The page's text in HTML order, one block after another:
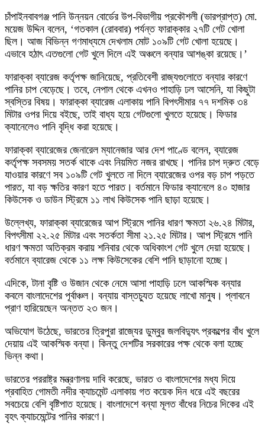
চাঁপাইনবাবগঞ্জ পানি উন্নয়ন বোর্ডের উপ-বিভাগীয় প্রকৌশলী (ভারপ্রাপ্ত) মো.
ময়েজ উদ্দিন বলেন, ‘গতকাল (রোববার) পর্যন্ত ফারাক্কার ২৭টি গেট খোলা
ছিল। আজ বিভিন্ন গণমাধ্যমে দেখলাম মোট ১০৯টি গেট খোলা হয়েছে।
এভাবে হঠাৎ এতগুলো গেট খুলে দিলে এই অঞ্চলে বন্যার আশঙ্কা রয়েছে।’
ফারাক্কা ব্যারেজ কর্তৃপক্ষ জানিয়েছে, প্রতিবেশী রাজ্যগুলোতে বন্যার কারণে
পানির চাপ বেড়েছে। তবে, নেপাল থেকে এখনও পাহাড়ি ঢল আসেনি, যা কিছুটা
স্বস্তির বিষয়। ফারাক্কা ব্যারেজ এলাকায় পানি বিপৎসীমার ৭৭ দশমিক ৩৪
মিটার ওপর দিয়ে বইছে, তাই বাধ্য হয়ে গেটগুলো খুলতে হয়েছে। ফিডার
ক্যানেলেও পানি বৃদ্ধি করা হয়েছে।
ফারাক্কা ব্যারেজের জেনারেল ম্যানেজার আর দেশ পাণ্ডে বলেন, ব্যারেজ
কর্তৃপক্ষ সবসময় সতর্ক থাকে এবং নিয়মিত নজর রাখছে। পানির চাপ দ্রুত বেড়ে
যাওয়ার কারণে সব ১০৯টি গেট খুলতে না দিলে ব্যারেজের ওপর বড় চাপ পড়তে
পারত, যা বড় ক্ষতির কারণ হতে পারত। বর্তমানে ফিডার ক্যানেলে ৪০ হাজার
কিউসেক ও ডাউন স্ট্রিমে ১১ লাখ কিউসেক পানি ছাড়া হয়েছে।
উল্লেখ্য, ফারাক্কা ব্যারেজের আপ স্ট্রিমে পানির ধারণ ক্ষমতা ২৬.২৪ মিটার,
বিপৎসীমা ২২.২৫ মিটার এবং সতর্কতা সীমা ২১.২৫ মিটার। আপ স্ট্রিমে পানি
ধারণ ক্ষমতা অতিক্রম করায় শনিবার থেকে অধিকাংশ গেট খুলে দেয়া হয়েছে।
বর্তমানে ব্যারেজ থেকে ১১ লক্ষ কিউসেকের বেশি পানি ছাড়ানো হচ্ছে।
এদিকে, টানা বৃষ্টি ও উজান থেকে নেমে আসা পাহাড়ি ঢলে আকস্মিক বন্যার
কবলে বাংলাদেশের পূর্বাঞ্চল। বন্যায় বাস্তচ্যুত হয়েছে লাখো মানুষ। প্লাবনে
প্রাণ হারিয়েছেন অন্তত ২৩ জন।
অভিযোগ উঠেছে, ভারতের ত্রিপুরা রাজ্যের ডুম্বুর জলবিদ্যুৎ প্রকল্পের বাঁধ খুলে
দেয়ায় এই আকস্মিক বন্যা। কিন্তু দেশটির সরকারের পক্ষ থেকে বলা হচ্ছে
ভিন্ন কথা।
ভারতের পররাষ্ট্র মন্ত্রণালয় দাবি করেছে, ভারত ও বাংলাদেশের মধ্য দিয়ে
প্রবাহিত গোমতী নদীর ক্যাচমেন্ট এলাকায় গত কয়েক দিন ধরে এই বছরের
সবচেয়ে বেশি বৃষ্টিপাত হয়েছে। বাংলাদেশে বন্যা মূলত বাঁধের নিচের দিকের এই
বৃহৎ ক্যাচমেন্টের পানির কারণে।